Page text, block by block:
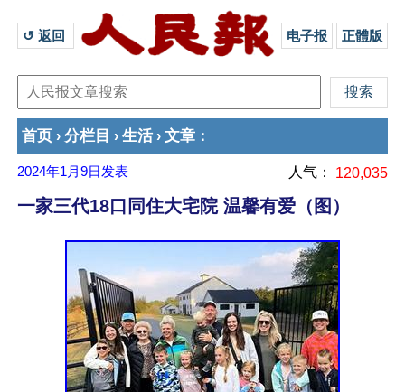
↺ 返回 电子报 正體版
首页 › 分栏目 › 生活 › 文章 ：
2024年1月9日 发表 人气： 120,035
一家三代18口同住大宅院 温馨有爱（图）